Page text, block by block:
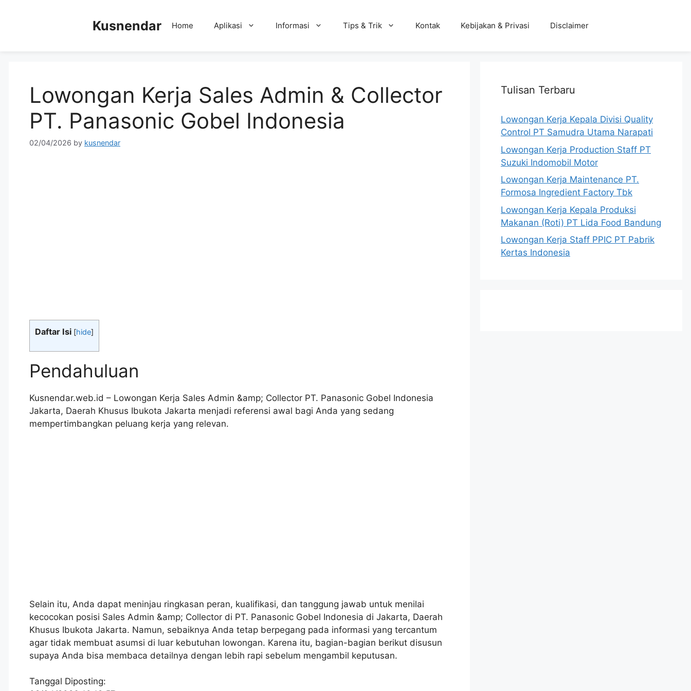
Kusnendar Home Aplikasi Informasi Tips & Trik Kontak Kebijakan & Privasi Disclaimer
Lowongan Kerja Sales Admin & Collector
PT. Panasonic Gobel Indonesia
02/04/2026 by kusnendar
Daftar Isi [hide]
Pendahuluan
Kusnendar.web.id – Lowongan Kerja Sales Admin &amp; Collector PT. Panasonic Gobel Indonesia
Jakarta, Daerah Khusus Ibukota Jakarta menjadi referensi awal bagi Anda yang sedang
mempertimbangkan peluang kerja yang relevan.
Selain itu, Anda dapat meninjau ringkasan peran, kualifikasi, dan tanggung jawab untuk menilai
kecocokan posisi Sales Admin &amp; Collector di PT. Panasonic Gobel Indonesia di Jakarta, Daerah
Khusus Ibukota Jakarta. Namun, sebaiknya Anda tetap berpegang pada informasi yang tercantum
agar tidak membuat asumsi di luar kebutuhan lowongan. Karena itu, bagian-bagian berikut disusun
supaya Anda bisa membaca detailnya dengan lebih rapi sebelum mengambil keputusan.
Tanggal Diposting:
Tulisan Terbaru
Lowongan Kerja Kepala Divisi Quality
Control PT Samudra Utama Narapati
Lowongan Kerja Production Staff PT
Suzuki Indomobil Motor
Lowongan Kerja Maintenance PT.
Formosa Ingredient Factory Tbk
Lowongan Kerja Kepala Produksi
Makanan (Roti) PT Lida Food Bandung
Lowongan Kerja Staff PPIC PT Pabrik
Kertas Indonesia